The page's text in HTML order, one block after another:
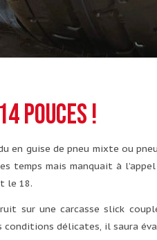
pouces !
en guise de pneu mixte ou
temps mais manquait à
le 18.
sur une carcasse slick
délicates, il saura